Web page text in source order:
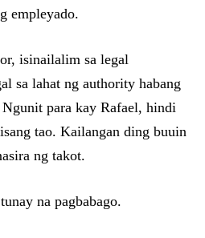
empleyado.
isinailalim sa legal
sa lahat ng authority habang
para kay Rafael, hindi
tao. Kailangan ding buuin
ng takot.
na pagbabago.